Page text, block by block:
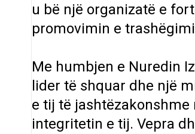
u bë një organizatë e
promovimin e
Me humbjen e Nuredin
lider të shquar dhe një
e tij të
integritetin e tij. Vepra